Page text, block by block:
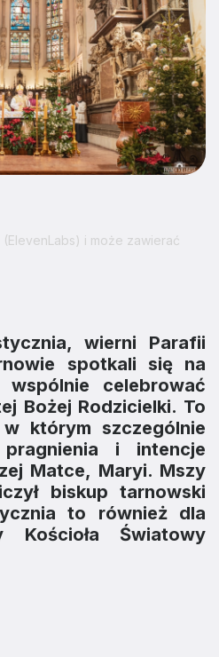
i może zawierać
wierni Parafii
spotkali się na
celebrować
Bożej Rodzicielki. To
którym szczególnie
i intencje
Matce, Maryi. Mszy
biskup tarnowski
to również dla
Kościoła Światowy